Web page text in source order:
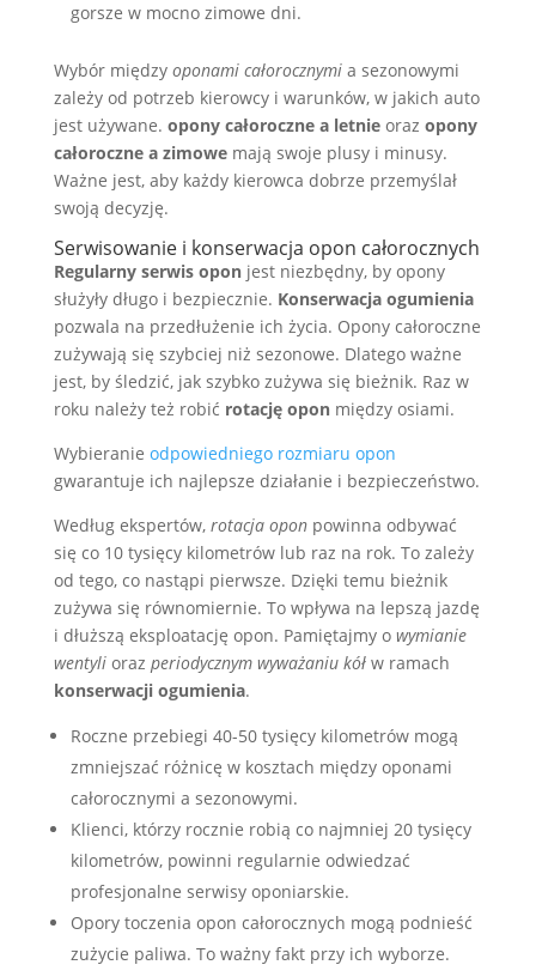
gorsze w mocno zimowe dni.
Wybór między oponami całorocznymia sezonowymi
zależy od potrzeb kierowcy i warunków, w jakich auto
jest używane. opony całoroczne a letnieoraz opony
całoroczne a zimowemają swoje plusy i minusy.
Ważne jest, aby każdy kierowca dobrze przemyślał
swoją decyzję.
Serwisowanie i konserwacja opon całorocznych
Regularny serwis oponjest niezbędny, by opony
służyły długo i bezpiecznie. Konserwacja ogumienia
pozwala na przedłużenie ich życia. Opony całoroczne
zużywają się szybciej niż sezonowe. Dlatego ważne
jest, by śledzić, jak szybko zużywa się bieżnik. Raz w
roku należy też robić rotację oponmiędzy osiami.
Wybieranie odpowiedniego rozmiaru opon
gwarantuje ich najlepsze działanie i bezpieczeństwo.
Według ekspertów, rotacja oponpowinna odbywać
się co 10 tysięcy kilometrów lub raz na rok. To zależy
od tego, co nastąpi pierwsze. Dzięki temu bieżnik
zużywa się równomiernie. To wpływa na lepszą jazdę
i dłuższą eksploatację opon. Pamiętajmy o wymianie
wentylioraz periodycznym wyważaniu kółw ramach
konserwacji ogumienia.
Roczne przebiegi 40-50 tysięcy kilometrów mogą
zmniejszać różnicę w kosztach między oponami
całorocznymi a sezonowymi.
Klienci, którzy rocznie robią co najmniej 20 tysięcy
kilometrów, powinni regularnie odwiedzać
profesjonalne serwisy oponiarskie.
Opory toczenia opon całorocznych mogą podnieść
zużycie paliwa. To ważny fakt przy ich wyborze.